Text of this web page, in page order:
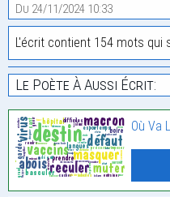
Du 24/11/2024 10:33
L'écrit contient 154 mots qui
Le Poète À Aussi Écrit:
Où Va